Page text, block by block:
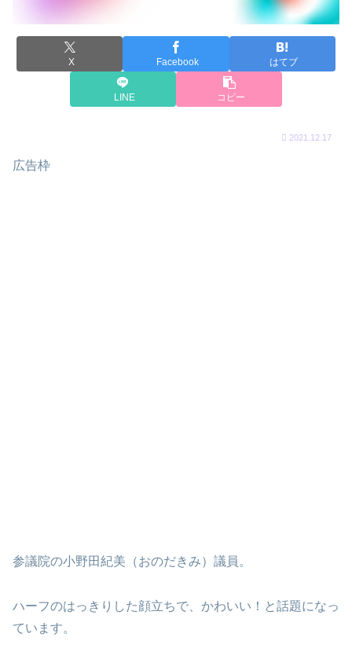
X Facebook はてブ
LINE コピー
2021.12.17
広告枠
参議院の小野田紀美（おのだきみ）議員。
ハーフのはっきりした顔立ちで、かわいい！と話題になっ
ています。